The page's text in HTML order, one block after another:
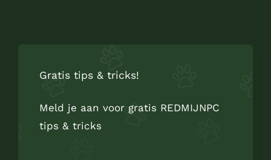
Gratis tips & tricks!
Meld je aan voor gratis REDMIJNPC
tips & tricks